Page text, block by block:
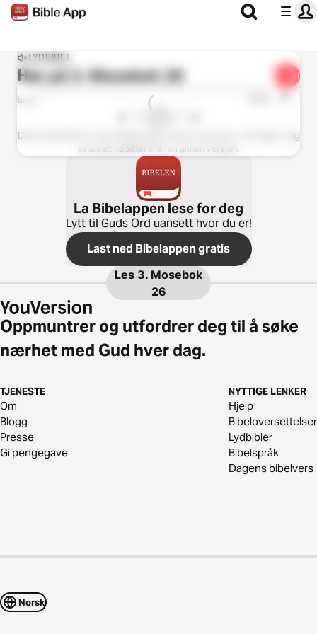
LYDBIBEL
Hør på3. Mosebok 26 Del
0:00
Dette kapittelet er ikke tilgjengelig i denne versjonen. Vennligst velg
et annet kapittel eller en annen versjon.
La Bibelappen lese for deg
Lytt til Guds Ord uansett hvor du er!
Last ned Bibelappen gratis
Les 3. Mosebok
26
Oppmuntrer og utfordrer deg til å søke
nærhet med Gud hver dag.
TJENESTE
Om
Blogg
Presse
Gi pengegave
NYTTIGE LENKER
Hjelp
Bibeloversettelser
Lydbibler
Bibelspråk
Dagens bibelvers
Norsk